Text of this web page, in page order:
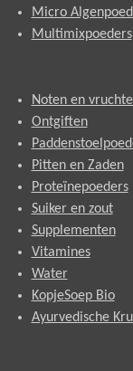
Micro
Multimixpoeders
Noten en
Ontgiften
Pitten en Zaden
Proteïnepoeders
Suiker en zout
Supplementen
Vitamines
Water
KopjeSoep Bio
Ayurvedische